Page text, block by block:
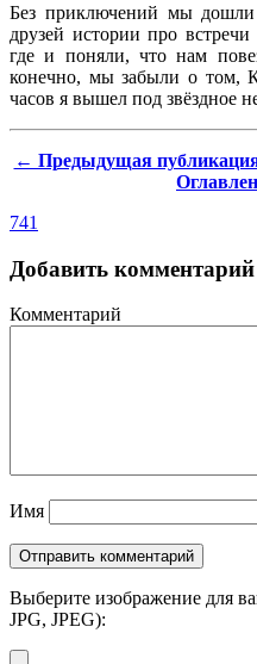
Без приключений мы
друзей истории про
где и поняли, что нам
конечно, мы забыли о том,
часов я вышел под звёздное
← Предыдущая
741
Добавить комментарий
Комментарий
Имя
Выберите изображение для
JPG, JPEG):